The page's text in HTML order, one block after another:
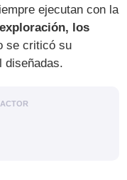
ejecutan con la
los
se criticó su
diseñadas.